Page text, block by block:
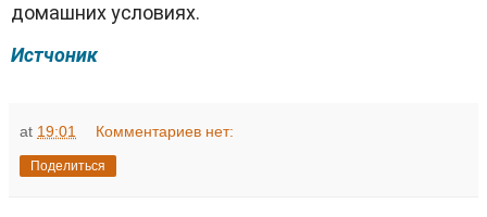
домашних условиях.
Истчоник
at 19:01 Комментариев нет:
Поделиться